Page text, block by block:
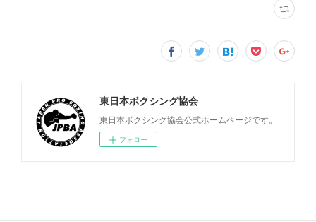
東日本ボクシング協会
東日本ボクシング協会公式ホームページです。
フォロー